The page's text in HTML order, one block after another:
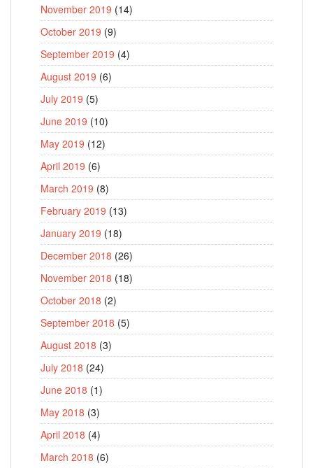
November 2019 (14)
October 2019 (9)
September 2019 (4)
August 2019 (6)
July 2019 (5)
June 2019 (10)
May 2019 (12)
April 2019 (6)
March 2019 (8)
February 2019 (13)
January 2019 (18)
December 2018 (26)
November 2018 (18)
October 2018 (2)
September 2018 (5)
August 2018 (3)
July 2018 (24)
June 2018 (1)
May 2018 (3)
April 2018 (4)
March 2018 (6)